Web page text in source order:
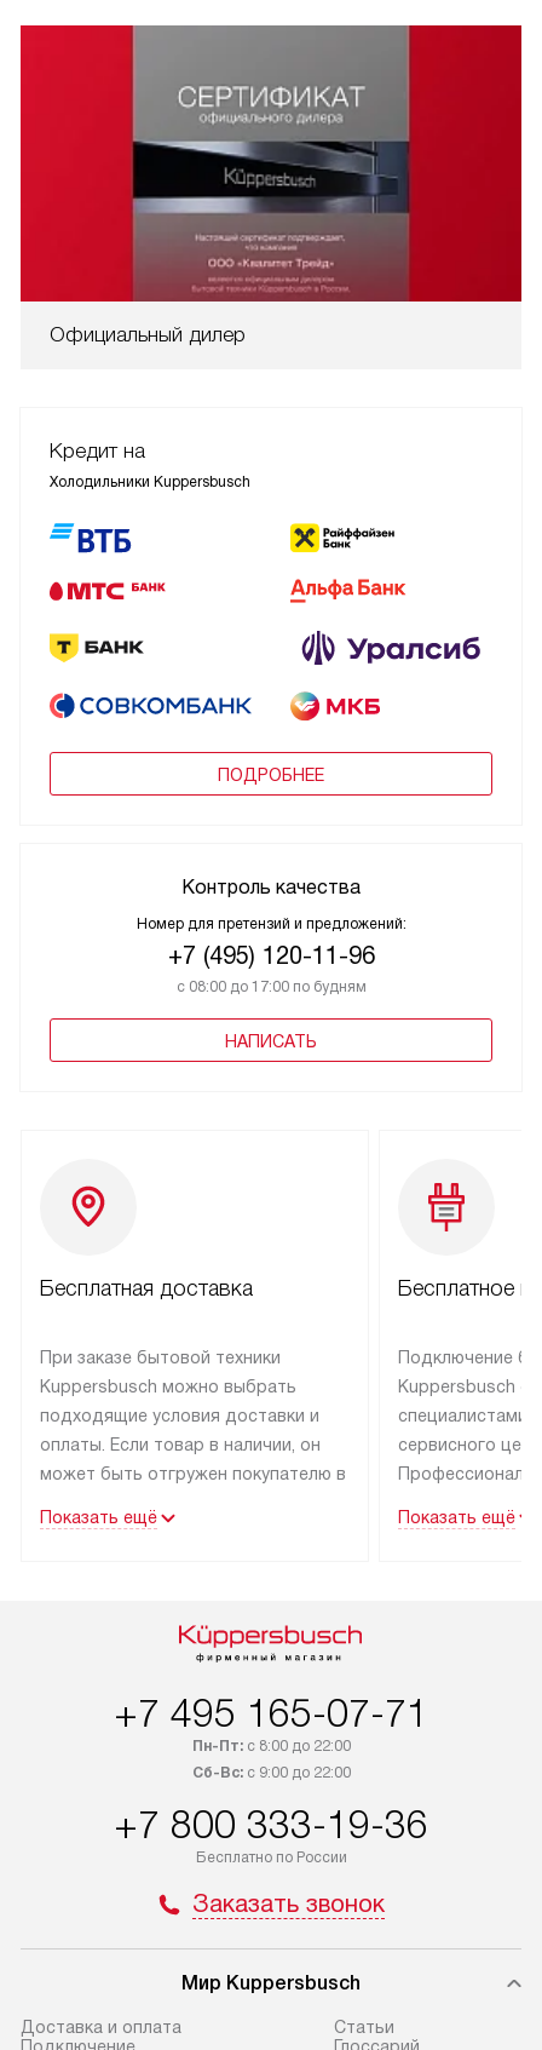
Официальный дилер
Кредит на
Холодильники Kuppersbusch
ПОДРОБНЕЕ
Контроль качества
Номер для претензий и предложений:
+7 (495) 120-11-96
с 08:00 до 17:00 по будням
НАПИСАТЬ
Бесплатная доставка
При заказе бытовой техники
Kuppersbusch можно выбрать
подходящие условия доставки и
оплаты. Если товар в наличии, он
может быть отгружен покупателю в
специальным лейблом
дополнительно. Возможна
Показать ещё
Бесплатное
Подключение
Kuppersbusch
специалистами
сервисного
эксплуатации
Показать ещё
+7 495 165-07-71
Пн-Пт:с 8:00 до 22:00
Сб-Вс:с 9:00 до 22:00
+7 800 333-19-36
Бесплатно по России
Заказать звонок
Мир Kuppersbusch
Доставка и оплата
Cтатьи